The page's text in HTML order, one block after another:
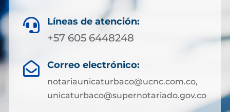
 Líneas de atención:
+57 605 6448248
 Correo electrónico:
notariaunicaturbaco@ucnc.com.co,
unicaturbaco@supernotariado.gov.co